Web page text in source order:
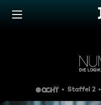
Zum Inhalt springen
Staffel 2